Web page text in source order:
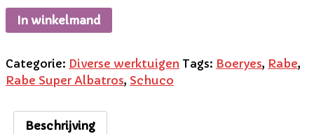
In winkelmand
Categorie: Diverse werktuigen Tags: Boeryes, Rabe,
Rabe Super Albatros, Schuco
Beschrijving